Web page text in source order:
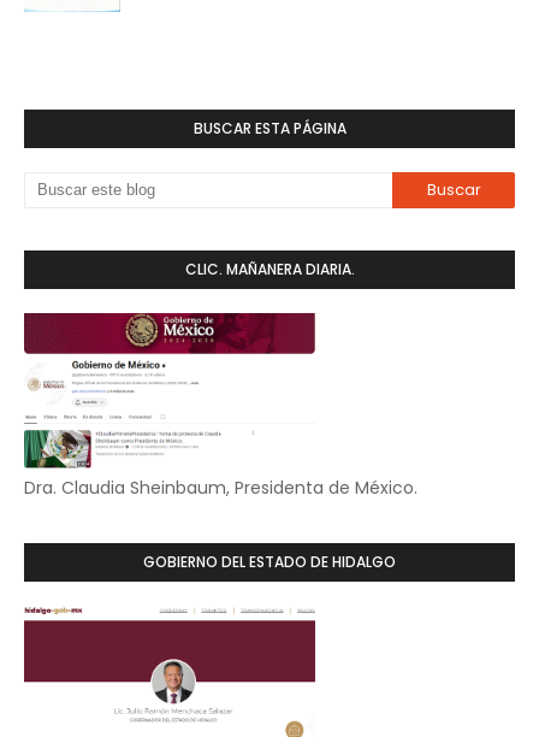
BUSCAR ESTA PÁGINA
CLIC. MAÑANERA DIARIA.
Dra. Claudia Sheinbaum, Presidenta de México.
GOBIERNO DEL ESTADO DE HIDALGO